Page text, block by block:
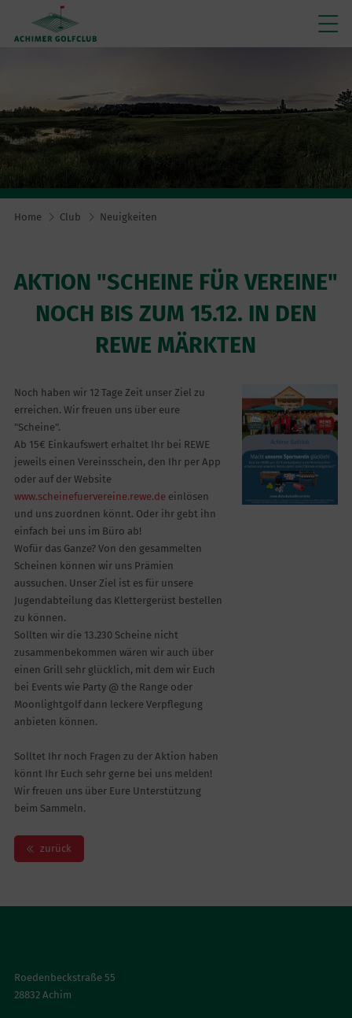
Home Club Neuigkeiten
AKTION "SCHEINE FÜR VEREINE"
NOCH BIS ZUM 15.12. IN DEN
REWE MÄRKTEN
Noch haben wir 12 Tage Zeit unser Ziel zu
erreichen. Wir freuen uns über eure
"Scheine".
Ab 15€ Einkaufswert erhaltet Ihr bei REWE
jeweils einen Vereinsschein, den Ihr per App
oder auf der Website
www.scheinefuervereine.rewe.deeinlösen
und uns zuordnen könnt. Oder ihr gebt ihn
einfach bei uns im Büro ab!
Wofür das Ganze? Von den gesammelten
Scheinen können wir uns Prämien
aussuchen. Unser Ziel ist es für unsere
Jugendabteilung das Klettergerüst bestellen
zu können.
Sollten wir die 13.230 Scheine nicht
zusammenbekommen wären wir auch über
einen Grill sehr glücklich, mit dem wir Euch
bei Events wie Party @ the Range oder
Moonlightgolf dann leckere Verpflegung
anbieten können.
Solltet Ihr noch Fragen zu der Aktion haben
könnt Ihr Euch sehr gerne bei uns melden!
Wir freuen uns über Eure Unterstützung
beim Sammeln.
zurück
Roedenbeckstraße 55
28832 Achim